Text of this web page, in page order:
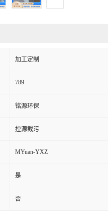
加工定制
789
铭源环保
控源截污
MYuan-YXZ
是
否